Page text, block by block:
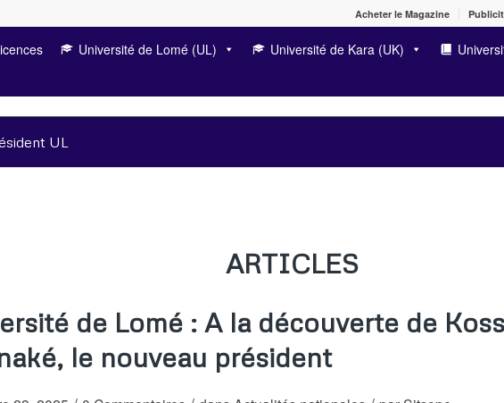
Acheter le Magazine
Université de Lomé (UL) Université de Kara (UK)
UL
ARTICLES
de Lomé : A la découverte de
le nouveau président